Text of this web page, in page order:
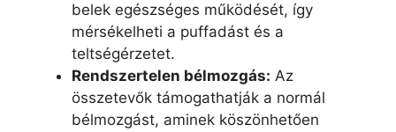
belek egészséges működését, így
mérsékelheti a puffadást és a
teltségérzetet.
Rendszertelen bélmozgás: Az
összetevők támogathatják a normál
bélmozgást, aminek köszönhetően